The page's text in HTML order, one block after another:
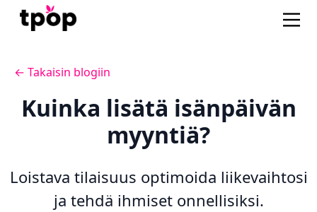
← Takaisin blogiin
Kuinka lisätä isänpäivän
myyntiä?
Loistava tilaisuus optimoida liikevaihtosi
ja tehdä ihmiset onnellisiksi.